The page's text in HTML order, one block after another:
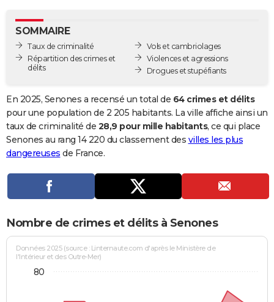
GUIDES D'ACHAT
BONS PLANS
Carte de Noël
Carte Bonne année
Carte Saint-Valentin
Carte Pâques
Carte d'anniversaire
DICTIONNAIRE
Dictionnaire
Biographies
Citations
Expressions
Proverbes
PROGRAMME TV
Se connecter
Entreprises
Service militaire
Avis de recherche
AVIS DE DÉCÈS
Bricolage
Lifestyle
Culture
Sport
Auto
Television
Voyage
Cinema
SOMMAIRE
Taux de criminalité
Répartition des crimes et
délits
Vols et cambriolages
Violences et agressions
Drogues et stupéfiants
En 2025, Senones a recensé un total de 64 crimes et délits
pour une population de 2 205 habitants. La ville affiche ainsi un
taux de criminalité de 28,9 pour mille habitants, ce qui place
Senones au rang 14 220 du classement des villes les plus
dangereuses de France.
Nombre de crimes et délits à Senones
Données 2025 (source : Linternaute.com d'après le Ministère de
l'Intérieur et des Outre-Mer)
80